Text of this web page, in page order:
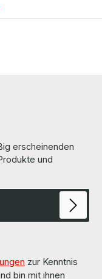
erscheinenden
und
zur Kenntnis
bin mit ihnen